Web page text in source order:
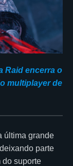
Raid encerra o
multiplayer de
última grande
parte
do suporte